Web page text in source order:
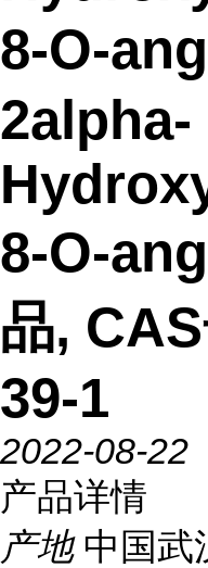
8-O-
2alpha-
8-O-
品,
39-1
2022-08-22
产品详情
产地 中国武